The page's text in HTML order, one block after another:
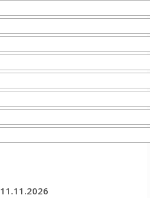
11.11.2026